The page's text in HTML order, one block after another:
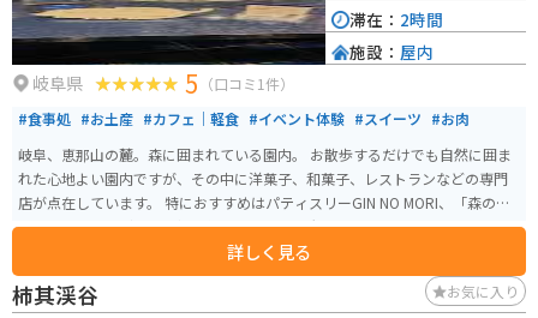
岐阜県 5 （口コミ1件）
#食事処 #お土産 #カフェ｜軽食 #イベント体験 #スイーツ #お肉
岐阜、恵那山の麓。森に囲まれている園内。 お散歩するだけでも自然に囲ま
れた心地よい園内ですが、その中に洋菓子、和菓子、レストランなどの専門
店が点在しています。 特におすすめはパティスリーGIN NO MORI、「森の恵
みクッキー」。どんぐり粉を使ったほろ苦い大人のクッキーです。
詳しく見る
滞在： 2時間
施設： 屋内
柿其渓谷 お気に入り